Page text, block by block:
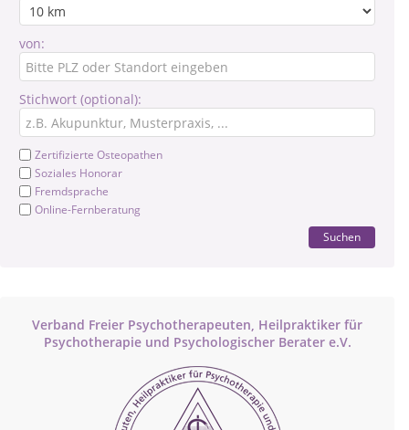
von:
Stichwort (optional):
Zertifizierte Osteopathen
Soziales Honorar
Fremdsprache
Online-Fernberatung
Suchen
Verband Freier Psychotherapeuten, Heilpraktiker für
Psychotherapie und Psychologischer Berater e.V.